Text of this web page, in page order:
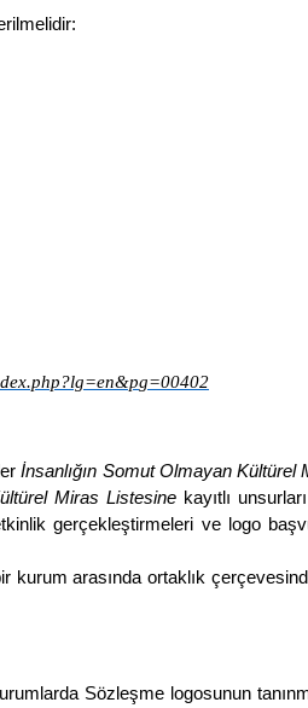
g=00402
İnsanlığın Somut Olmayan Kültürel
Miras Listesine kayıtlı
gerçekleştirmeleri ve logo
kurum arasında ortaklık
Sözleşme logosunun